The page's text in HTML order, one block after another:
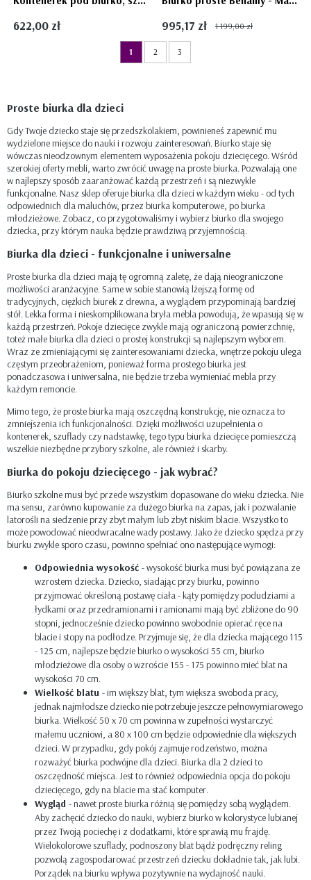
622,00 zł 995,17 zł 1 199,00 zł
1 2 3
Proste biurka dla dzieci
Gdy Twoje dziecko staje się przedszkolakiem, powinieneś zapewnić mu
wydzielone miejsce do nauki i rozwoju zainteresowań. Biurko staje się
wówczas nieodzownym elementem wyposażenia pokoju dziecięcego. Wśród
szerokiej oferty mebli, warto zwrócić uwagę na proste biurka. Pozwalają one
w najlepszy sposób zaaranżować każdą przestrzeń i są niezwykle
funkcjonalne. Nasz sklep oferuje biurka dla dzieci w każdym wieku - od tych
odpowiednich dla maluchów, przez biurka komputerowe, po biurka
młodzieżowe. Zobacz, co przygotowaliśmy i wybierz biurko dla swojego
dziecka, przy którym nauka będzie prawdziwą przyjemnością.
Biurka dla dzieci - funkcjonalne i uniwersalne
Proste biurka dla dzieci mają tę ogromną zaletę, że dają nieograniczone
możliwości aranżacyjne. Same w sobie stanowią lżejszą formę od
tradycyjnych, ciężkich biurek z drewna, a wyglądem przypominają bardziej
stół. Lekka forma i nieskomplikowana bryła mebla powodują, że wpasują się w
każdą przestrzeń. Pokoje dziecięce zwykle mają ograniczoną powierzchnię,
toteż małe biurka dla dzieci o prostej konstrukcji są najlepszym wyborem.
Wraz ze zmieniającymi się zainteresowaniami dziecka, wnętrze pokoju ulega
częstym przeobrażeniom, ponieważ forma prostego biurka jest
ponadczasowa i uniwersalna, nie będzie trzeba wymieniać mebla przy
każdym remoncie.
Mimo tego, że proste biurka mają oszczędną konstrukcję, nie oznacza to
zmniejszenia ich funkcjonalności. Dzięki możliwości uzupełnienia o
kontenerek, szuflady czy nadstawkę, tego typu biurka dziecięce pomieszczą
wszelkie niezbędne przybory szkolne, ale również i skarby.
Biurka do pokoju dziecięcego - jak wybrać?
Biurko szkolne musi być przede wszystkim dopasowane do wieku dziecka. Nie
ma sensu, zarówno kupowanie za dużego biurka na zapas, jak i pozwalanie
latorośli na siedzenie przy zbyt małym lub zbyt niskim blacie. Wszystko to
może powodować nieodwracalne wady postawy. Jako że dziecko spędza przy
biurku zwykle sporo czasu, powinno spełniać ono następujące wymogi:
Odpowiednia wysokość - wysokość biurka musi być powiązana ze
wzrostem dziecka. Dziecko, siadając przy biurku, powinno
przyjmować określoną postawę ciała - kąty pomiędzy podudziami a
łydkami oraz przedramionami i ramionami mają być zbliżone do 90
stopni, jednocześnie dziecko powinno swobodnie opierać ręce na
blacie i stopy na podłodze. Przyjmuje się, że dla dziecka mającego 115
- 125 cm, najlepsze będzie biurko o wysokości 55 cm, biurko
młodzieżowe dla osoby o wzroście 155 - 175 powinno mieć blat na
wysokości 70 cm.
Wielkość blatu - im większy blat, tym większa swoboda pracy,
jednak najmłodsze dziecko nie potrzebuje jeszcze pełnowymiarowego
biurka. Wielkość 50 x 70 cm powinna w zupełności wystarczyć
małemu uczniowi, a 80 x 100 cm będzie odpowiednie dla większych
dzieci. W przypadku, gdy pokój zajmuje rodzeństwo, można
rozważyć biurka podwójne dla dzieci. Biurka dla 2 dzieci to
oszczędność miejsca. Jest to również odpowiednia opcja do pokoju
dziecięcego, gdy na blacie ma stać komputer.
Wygląd - nawet proste biurka różnią się pomiędzy sobą wyglądem.
Aby zachęcić dziecko do nauki, wybierz biurko w kolorystyce lubianej
przez Twoją pociechę i z dodatkami, które sprawią mu frajdę.
Wielokolorowe szuflady, podnoszony blat bądź podręczny reling
pozwolą zagospodarować przestrzeń dziecku dokładnie tak, jak lubi.
Porządek na biurku wpływa pozytywnie na wydajność nauki.